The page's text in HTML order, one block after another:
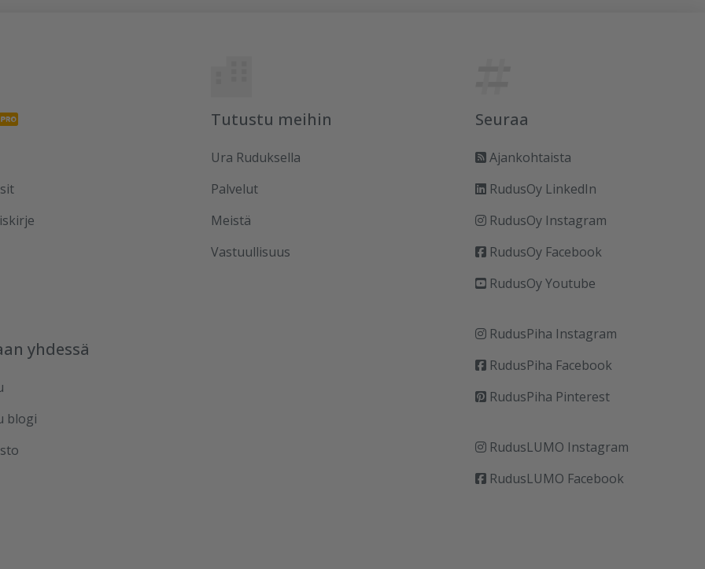
yhdessä
blogi
Tutustu meihin
Ura Ruduksella
Palvelut
Meistä
Vastuullisuus
Seuraa
Ajankohtaista
RudusOy LinkedIn
RudusOy Instagram
RudusOy Facebook
RudusOy Youtube
RudusPiha Instagram
RudusPiha Facebook
RudusPiha Pinterest
RudusLUMO Instagram
RudusLUMO Facebook